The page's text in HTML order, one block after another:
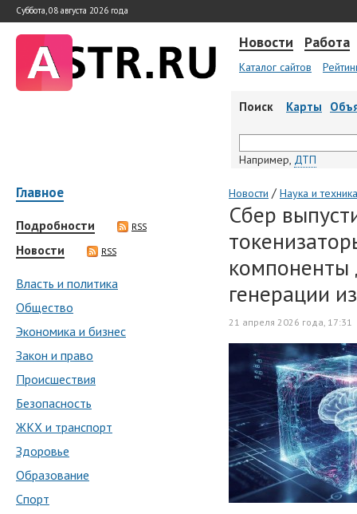
Суббота, 08 августа 2026 года
Новости Работа
Каталог сайтов
Поиск Карты
Например, ДТП
Главное
Подробности RSS
Новости RSS
Власть и политика
Общество
Экономика и бизнес
Закон и право
Происшествия
Безопасность
ЖКХ и транспорт
Здоровье
Образование
Спорт
Новости / Наука и техника
Сбер
компоненты
генерации
21 апреля 2026 года, 17:31